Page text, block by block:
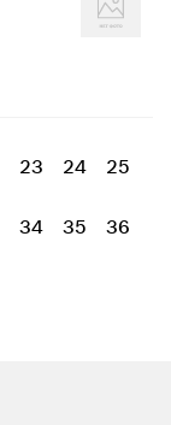
23 24 25
34 35
36